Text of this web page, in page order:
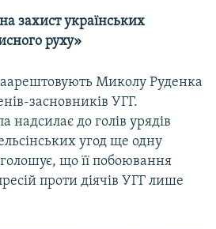
захист українських
руху»
Миколу Руденка
засновників УГГ.
надсилає до голів урядів
угод ще одну
що її побоювання
проти діячів УГГ лише